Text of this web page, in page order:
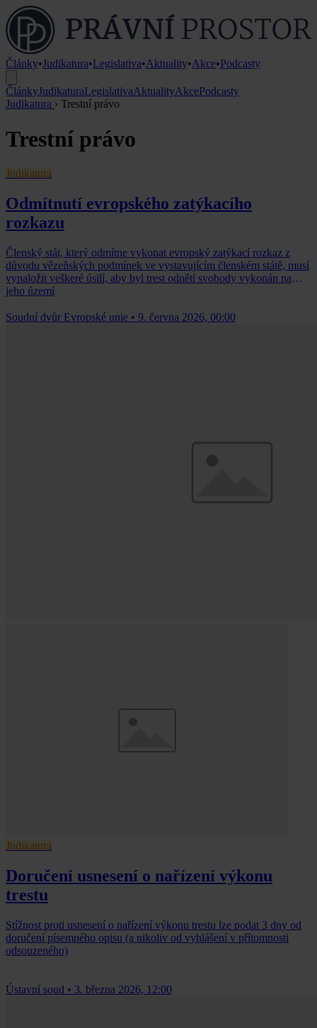
Články•Judikatura•Legislativa•Aktuality•Akce•Podcasty
ČlánkyJudikaturaLegislativaAktualityAkcePodcasty
Judikatura › Trestní právo
Trestní právo
Judikatura
Odmítnutí evropského zatýkacího
rozkazu
Členský stát, který odmítne vykonat evropský zatýkací rozkaz z
důvodu vězeňských podmínek ve vystavujícím členském státě, musí
vynaložit veškeré úsilí, aby byl trest odnětí svobody vykonán na
jeho území
Soudní dvůr Evropské unie • 9. června 2026, 00:00
Judikatura
Doručení usnesení o nařízení výkonu
trestu
Stížnost proti usnesení o nařízení výkonu trestu lze podat 3 dny od
doručení písemného opisu (a nikoliv od vyhlášení v přítomnosti
odsouzeného)
Ústavní soud • 3. března 2026, 12:00